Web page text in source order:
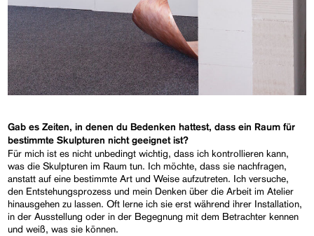
Gab es Zeiten, in denen du Bedenken hattest, dass ein Raum für
bestimmte Skulpturen nicht geeignet ist?
Für mich ist es nicht unbedingt wichtig, dass ich kontrollieren kann,
was die Skulpturen im Raum tun. Ich möchte, dass sie nachfragen,
anstatt auf eine bestimmte Art und Weise aufzutreten. Ich versuche,
den Entstehungsprozess und mein Denken über die Arbeit im Atelier
hinausgehen zu lassen. Oft lerne ich sie erst während ihrer Installation,
in der Ausstellung oder in der Begegnung mit dem Betrachter kennen
und weiß, was sie können.